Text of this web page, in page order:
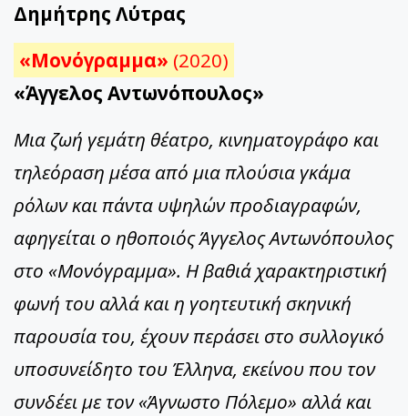
Δημήτρης Λύτρας
«Μονόγραμμα» (2020)
«Άγγελος Αντωνόπουλος»
Μια ζωή γεμάτη θέατρο, κινηματογράφο και
τηλεόραση μέσα από μια πλούσια γκάμα
ρόλων και πάντα υψηλών προδιαγραφών,
αφηγείται ο ηθοποιός Άγγελος Αντωνόπουλος
στο «Μονόγραμμα». Η βαθιά χαρακτηριστική
φωνή του αλλά και η γοητευτική σκηνική
παρουσία του, έχουν περάσει στο συλλογικό
υποσυνείδητο του Έλληνα, εκείνου που τον
συνδέει με τον «Άγνωστο Πόλεμο» αλλά και